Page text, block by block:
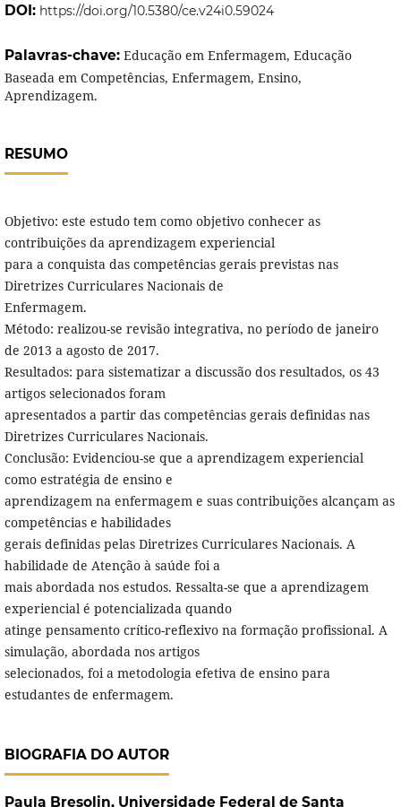
DOI: https://doi.org/10.5380/ce.v24i0.59024
Palavras-chave: Educação em Enfermagem, Educação
Baseada em Competências, Enfermagem, Ensino,
Aprendizagem.
RESUMO
Objetivo: este estudo tem como objetivo conhecer as
contribuições da aprendizagem experiencial
para a conquista das competências gerais previstas nas
Diretrizes Curriculares Nacionais de
Enfermagem.
Método: realizou-se revisão integrativa, no período de janeiro
de 2013 a agosto de 2017.
Resultados: para sistematizar a discussão dos resultados, os 43
artigos selecionados foram
apresentados a partir das competências gerais definidas nas
Diretrizes Curriculares Nacionais.
Conclusão: Evidenciou-se que a aprendizagem experiencial
como estratégia de ensino e
aprendizagem na enfermagem e suas contribuições alcançam as
competências e habilidades
gerais definidas pelas Diretrizes Curriculares Nacionais. A
habilidade de Atenção à saúde foi a
mais abordada nos estudos. Ressalta-se que a aprendizagem
experiencial é potencializada quando
atinge pensamento crítico-reflexivo na formação profissional. A
simulação, abordada nos artigos
selecionados, foi a metodologia efetiva de ensino para
estudantes de enfermagem.
BIOGRAFIA DO AUTOR
Paula Bresolin, Universidade Federal de Santa